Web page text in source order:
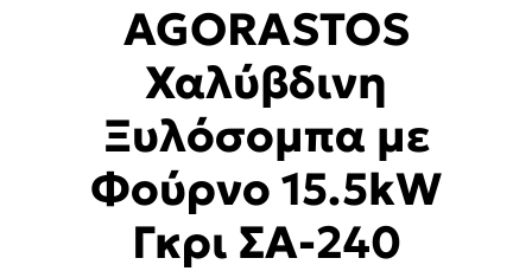
AGORASTOS
Χαλύβδινη
Ξυλόσομπα με
Φούρνο 15.5kW
Γκρι ΣΑ-240